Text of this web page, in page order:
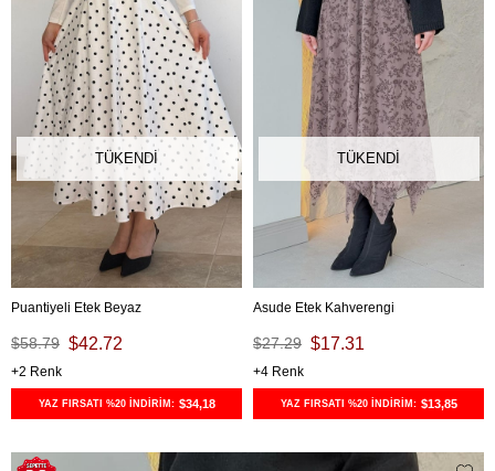
TÜKENDI
Puantiyeli Etek Beyaz
$42.72
$58.79
2
YAZ FIRSATI %20 İNDİRİM: $34,18
TÜKENDI
Asude Etek Kahverengi
$17.31
$27.29
4
YAZ FIRSATI %20 İNDİRİM: $13,85